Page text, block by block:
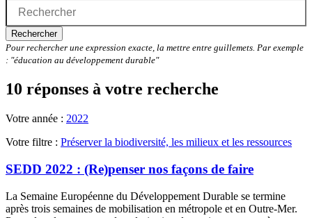
Rechercher
Pour rechercher une expression exacte, la mettre entre guillemets. Par exemple
: "éducation au développement durable"
10 réponses à votre recherche
Votre année : 2022
Votre filtre : Préserver la biodiversité, les milieux et les ressources
SEDD 2022 : (Re)penser nos façons de faire
La Semaine Européenne du Développement Durable se termine
après trois semaines de mobilisation en métropole et en Outre-Mer.